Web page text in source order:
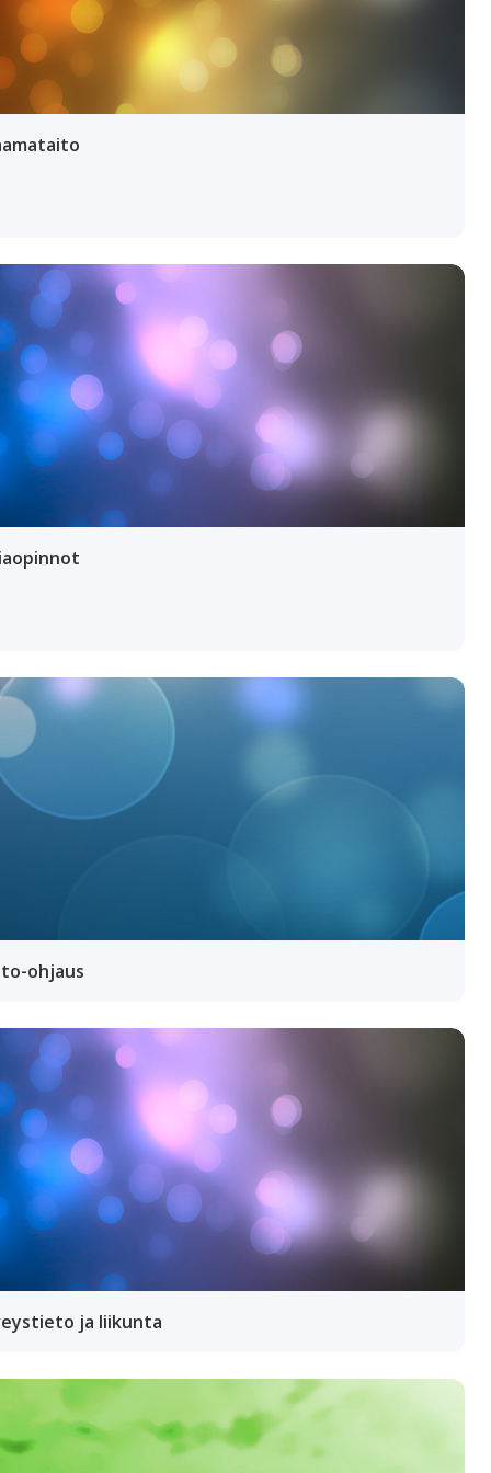
ohjaus
ja liikunta